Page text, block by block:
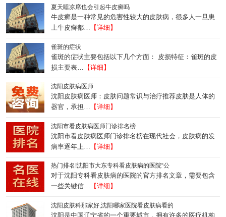
夏天睡凉席也会引起牛皮癣吗
牛皮癣是一种常见的危害性较大的皮肤病，很多人一旦患
上牛皮癣都… 【详细】
雀斑的症状
雀斑的症状主要包括以下几个方面： 皮损特征：雀斑的皮
损主要表…
【详细】
沈阳皮肤病医师
沈阳皮肤病医师：皮肤问题常识与治疗推荐皮肤是人体的
器官，承担… 【详细】
沈阳市看皮肤病医师门诊排名榜
沈阳市看皮肤病医师门诊排名榜在现代社会，皮肤病的发
病率逐年上…
【详细】
热门排名!沈阳市大东专科看皮肤病的医院“公
对于沈阳专科看皮肤病的医院的官方排名文章，需要包含
一些关键信… 【详细】
沈阳皮肤科那家好,沈阳哪家医院看皮肤病看的
沈阳是中国辽宁省的一个重要城市，拥有许多的医疗机构